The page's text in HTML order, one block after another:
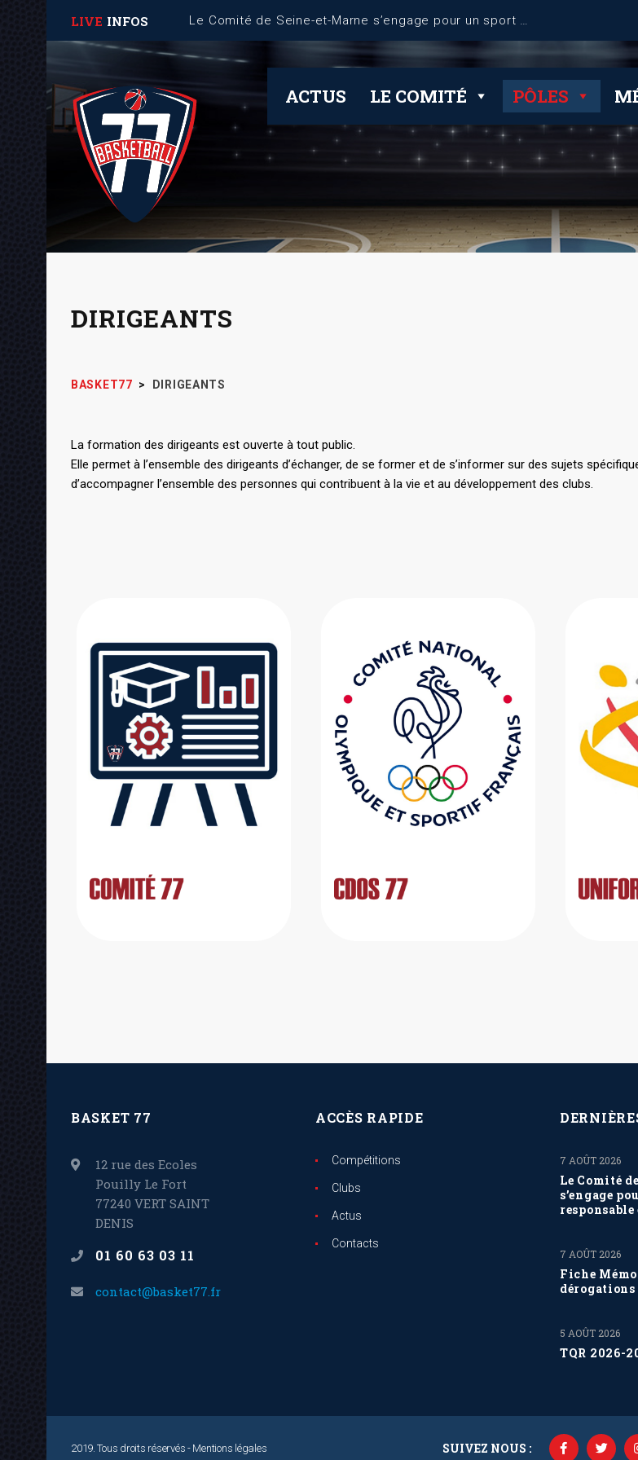
LIVE INFOS Le Comité de Seine-et-Marne s’engage pour un sport plus responsable et durable !
ACTUS LE COMITÉ PÔLES
DIRIGEANTS
BASKET77 > DIRIGEANTS
La formation des dirigeants est ouverte à tout public.
Elle permet à l’ensemble des dirigeants d’échanger, de se former et de s’informer sur des sujets
d’accompagner l’ensemble des personnes qui contribuent à la vie et au développement des clubs.
BASKET 77
12 rue des Ecoles
Pouilly Le Fort
77240 VERT SAINT
DENIS
01 60 63 03 11
contact@basket77.fr
ACCÈS RAPIDE
Compétitions
Clubs
Actus
Contacts
Le Comité
s’engage
7 AOÛT 2026
Fiche
dérogations
7 AOÛT 2026
TQR 2026-
5 AOÛT 2026
2019. Tous droits réservés - Mentions légales SUIVEZ NOUS :